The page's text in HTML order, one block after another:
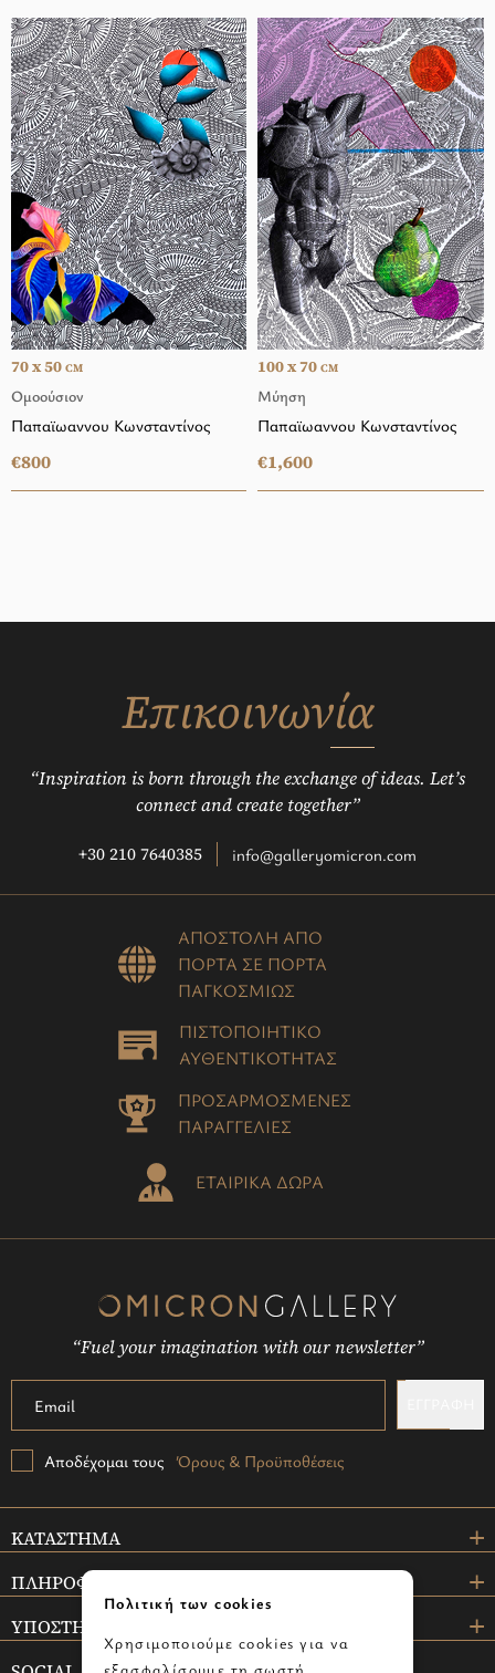
Ομοούσιον
70 x 50 CM
Παπαϊωαννου Κωνσταντίνος
€800
Μύηση
100 x 70 CM
Παπαϊωαννου Κωνσταντίνος
€1,600
Επικοινωνία
“Inspiration is born through the exchange of ideas. Let’s
connect and create together”
+30 210 7640385 info@galleryomicron.com
ΑΠΟΣΤΟΛΗ ΑΠΟ
ΠΟΡΤΑ ΣΕ ΠΟΡΤΑ
ΠΑΓΚΟΣΜΙΩΣ
ΠΙΣΤΟΠΟΙΗΤΙΚΟ
ΑΥΘΕΝΤΙΚΟΤΗΤΑΣ
ΠΡΟΣΑΡΜΟΣΜΕΝΕΣ
ΠΑΡΑΓΓΕΛΙΕΣ
ΕΤΑΙΡΙΚΑ ΔΩΡΑ
“Fuel your imagination with our newsletter”
Αποδέχομαι τους Όρους & Προϋποθέσεις
ΚΑΤΑΣΤΗΜΑ
ΠΛΗΡΟΦΟΡΙΕΣ
ΥΠΟΣΤΗΡΙΞΗ
Πολιτική των cookies
Χρησιμοποιούμε cookies για να